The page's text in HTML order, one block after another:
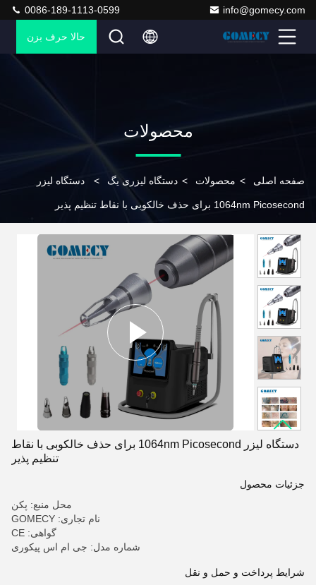
info@gomecy.com
0086-189-1113-0599
حالا حرف بزن
محصولات
صفحه اصلی > محصولات > دستگاه لیزری یگ > دستگاه لیزر
1064nm Picosecond برای حذف خالکوبی با نقاط تنظیم پذیر
دستگاه لیزر 1064nm Picosecond برای حذف خالکوبی با نقاط
تنظیم پذیر
جزئیات محصول
محل منبع: پکن
نام تجاری: GOMECY
گواهی: CE
شماره مدل: جی ام اس پیکوری
شرایط پرداخت و حمل و نقل